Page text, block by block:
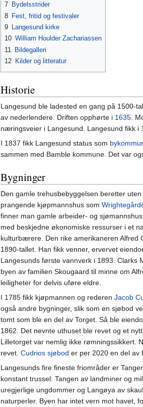
7 Bydelsstrider
8 Fest, fritid og festivaler
9 Langesund kirke
10 William Houlder Zachariassen
11
Bildegalleri
12 Kilder og litteratur
Historie
Langesund ble ladested en gang på 1500-
av nederlendere. Driften opphørte i 1635.
næringsveier i Langesund. Langesund fikk i
I 1837 fikk Langesund status som
sammen med Bamble kommune. Det var
Bygninger
Den gamle trehusbebyggelsen beretter
prangende kjøpmannshus som
finner man gamle arbeider- og
med beskjedne økonomiske ressurser i et
kulturbærere. Den rike amerikaneren Alfred
1890-tallet. Han fikk venner, ervervet
Langesunds første vannverk i 1893. Clarks
byen av familien Skougaard til minne om
leiligheter for delvis uføre eldre.
I 1785 fikk kjøpmannen og rederen Jacob
også andre bygninger, slik som en sjøbod
tomt som ble en del av Torget. Så ble
1862. Det nevnte uthuset ble revet og et
Lilletorget var nemlig ikke rømningssikkert.
revet. Cudrios sjøbod er per 2020 en del av
Langesunds fire fineste friområder er
konstant trussel: Tangen av landminer og
uregjerlige ungdommer og Langøya av
naturperler. Byen har intet vern mot havet,